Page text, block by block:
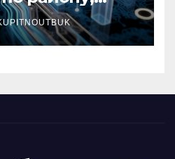
и сроку